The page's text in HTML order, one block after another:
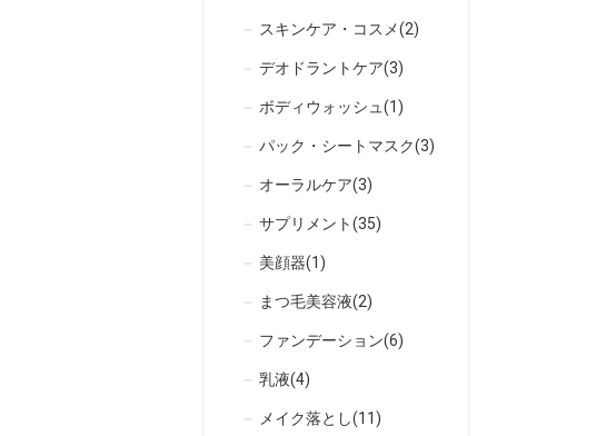
スキンケア・コスメ(2)
デオドラントケア(3)
ボディウォッシュ(1)
パック・シートマスク(3)
オーラルケア(3)
サプリメント(35)
美顔器(1)
まつ毛美容液(2)
ファンデーション(6)
乳液(4)
メイク落とし(11)